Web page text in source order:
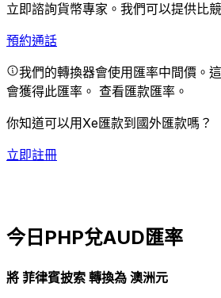
立即諮詢貨幣專家。 我們可以提供比
預約通話
我們的轉換器會使用匯率中間價。
會獲得此匯率。 查看匯款匯率。
你知道可以用Xe匯款到國外匯款嗎？
立即註冊
今日PHP兌AUD匯率
將 菲律賓披索 轉換為 澳洲元